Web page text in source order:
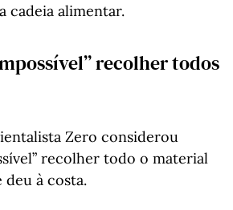
cadeia alimentar.
recolher todos
Zero considerou
recolher todo o material
deu à costa.